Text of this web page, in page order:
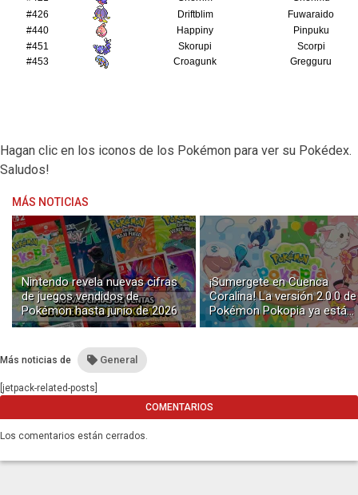
Hagan clic en los iconos de los Pokémon para ver su Pokédex.
Saludos!
MÁS NOTICIAS
Nintendo revela nuevas cifras
de juegos vendidos de
Pokémon hasta junio de 2026
¡Sumergete en Cuenca
Coralina! La versión 2.0.0 de
Pokémon Pokopia ya está
disponible con buceo y
Más noticias de General
[jetpack-related-posts]
COMENTARIOS
Los comentarios están cerrados.